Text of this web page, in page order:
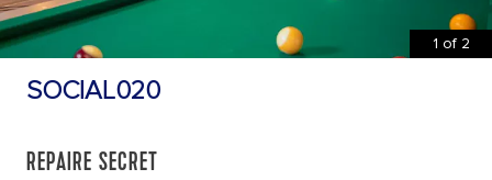
1 of 2
SOCIAL020
REPAIRE SECRET